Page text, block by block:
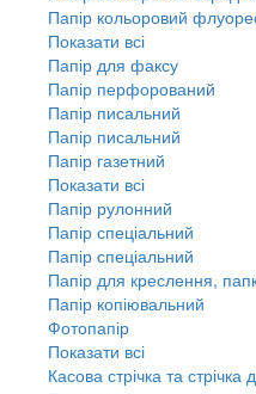
Папір кольоровий
Показати всі
Папір для факсу
Папір перфорований
Папір писальний
Папір писальний
Папір газетний
Показати всі
Папір рулонний
Папір спеціальний
Папір спеціальний
Папір для креслення,
Папір копіювальний
Фотопапір
Показати всі
Касова стрічка та стрічка